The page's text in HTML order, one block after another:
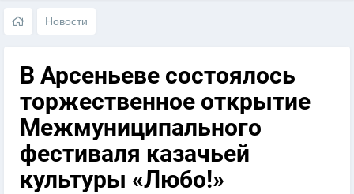
Новости
В Арсеньеве состоялось
торжественное открытие
Межмуниципального
фестиваля казачьей
культуры «Любо!»